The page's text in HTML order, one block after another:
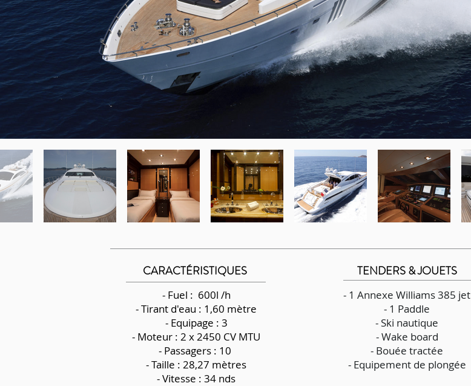
CARACTÉRISTIQUES
- Fuel : 600l /h
-Tirant d'eau : 1,60 mètre
- Equipage : 3
- Moteur : 2 x 2450 CV MTU
- Passagers : 10
- Taille : 28,27 mètres
- Vitesse : 34 nds
TENDERS & JOUETS
- 1 Annexe Williams 385 jet
- 1 Paddle
- Ski nautique
- Wake board
- Bouée tractée
- Equipement de plongée